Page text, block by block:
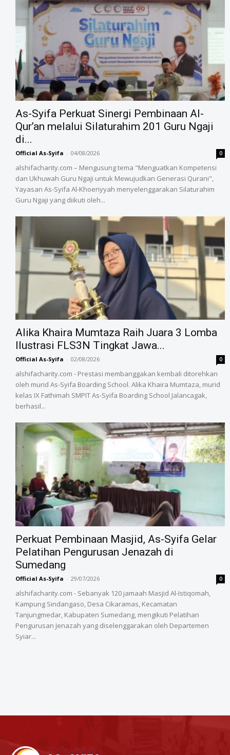
As-Syifa Perkuat Sinergi Pembinaan Al-
Qur’an melalui Silaturahim 201 Guru Ngaji
di...
Official As-Syifa - 04/08/2026 0
alshifacharity.com – Mengusung tema "Menguatkan Kompetensi
dan Ukhuwah Guru Ngaji untuk Mewujudkan Generasi Qurani",
Yayasan As-Syifa Al-Khoeriyyah menyelenggarakan Silaturahim
Guru Ngaji yang diikuti oleh...
Alika Khaira Mumtaza Raih Juara 3 Lomba
Ilustrasi FLS3N Tingkat Jawa...
Official As-Syifa - 02/08/2026 0
alshifacharity.com - Prestasi membanggakan kembali ditorehkan
oleh murid As-Syifa Boarding School. Alika Khaira Mumtaza, murid
kelas IX Fathimah SMPIT As-Syifa Boarding School Jalancagak,
berhasil...
‎Perkuat Pembinaan Masjid, As-Syifa Gelar
Pelatihan Pengurusan Jenazah di
Sumedang
Official As-Syifa - 29/07/2026 0
alshifacharity.com - Sebanyak 120 jamaah Masjid Al-Istiqomah,
Kampung Sindangaso, Desa Cikaramas, Kecamatan
Tanjungmedar, Kabupaten Sumedang, mengikuti Pelatihan
Pengurusan Jenazah yang diselenggarakan oleh Departemen
Syiar...